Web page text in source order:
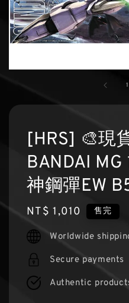
1
[HRS] 🎨現
BANDAI
神鋼彈EW
Regular
price
NT$ 1,010 售完
Worldwide
Secure payments
Authentic